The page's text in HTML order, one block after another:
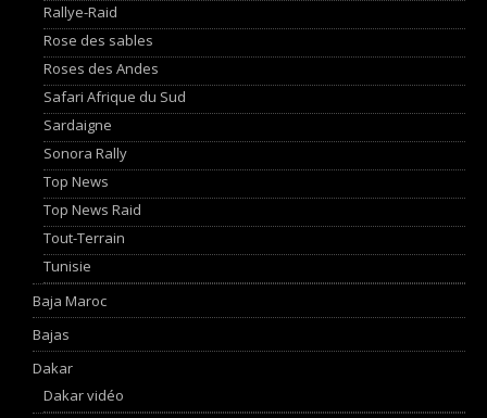
Rallye-Raid
Rose des sables
Roses des Andes
Safari Afrique du Sud
Sardaigne
Sonora Rally
Top News
Top News Raid
Tout-Terrain
Tunisie
Baja Maroc
Bajas
Dakar
Dakar vidéo